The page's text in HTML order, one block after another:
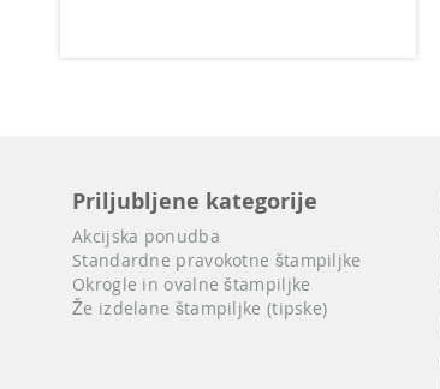
Priljubljene kategorije
Akcijska ponudba
Standardne pravokotne štampiljke
Okrogle in ovalne štampiljke
Že izdelane štampiljke (tipske)